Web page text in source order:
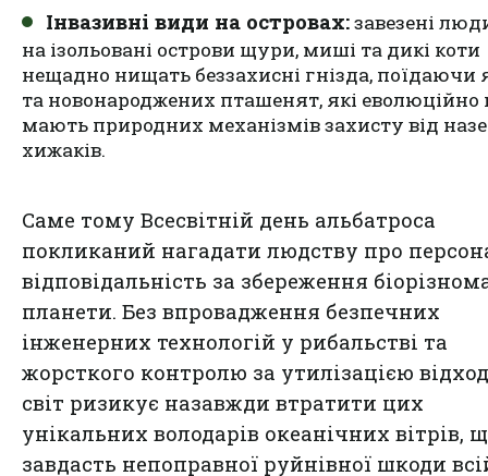
Інвазивні види на островах:завезені
на ізольовані острови щури, миші та дикі коти
нещадно нищать беззахисні гнізда, поїдаючи
та новонароджених пташенят, які еволюційно
мають природних механізмів захисту від
хижаків.
Саме тому Всесвітній день альбатроса
покликаний нагадати людству про
відповідальність за збереження
планети. Без впровадження безпечних
інженерних технологій у рибальстві та
жорсткого контролю за утилізацією
світ ризикує назавжди втратити цих
унікальних володарів океанічних вітрів,
завдасть непоправної руйнівної шкоди